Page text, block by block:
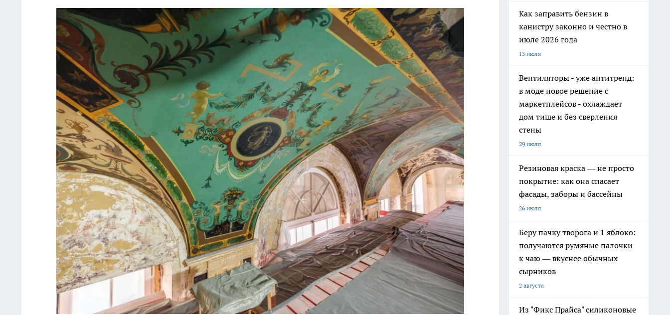
Как заправить бензин в
канистру законно и честно в
июле 2026 года
13 июля
Вентиляторы - уже антитренд:
в моде новое решение с
маркетплейсов - охлаждает
дом тише и без сверления
стены
29 июля
Резиновая краска — не просто
покрытие: как она спасает
фасады, заборы и бассейны
26 июля
Беру пачку творога и 1 яблоко:
получаются румяные палочки
к чаю — вкуснее обычных
сырников
2 августа
Из "Фикс Прайса" силиконовые